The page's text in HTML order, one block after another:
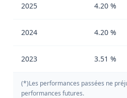
2025 4.20 %
2024 4.20 %
2023 3.51 %
(*)Les performances passées ne
performances futures.